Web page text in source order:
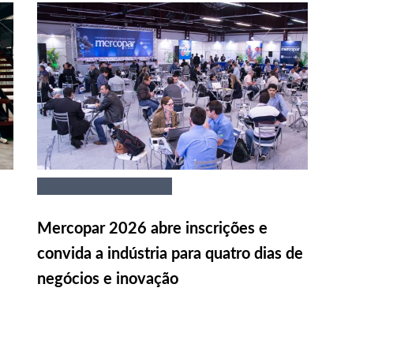
Mercopar 2026 abre inscrições e
convida a indústria para quatro dias de
negócios e inovação